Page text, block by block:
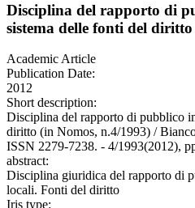
Disciplina del rapporto di
sistema delle fonti del
Academic Article
Publication Date:
2012
Short description:
Disciplina del rapporto di pubblico
diritto (in Nomos, n.4/1993) /
ISSN 2279-7238. - 4/1993(2012),
abstract:
Disciplina giuridica del rapporto di
locali. Fonti del diritto
Iris type: